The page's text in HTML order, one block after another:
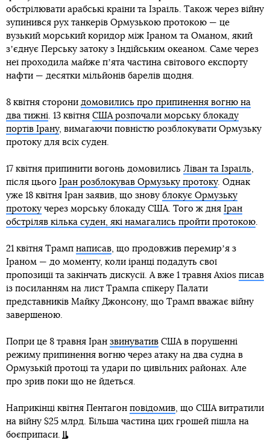
обстрілювати арабські країни та Ізраїль. Також через війну
зупинився рух танкерів Ормузькою протокою — це
вузький морський коридор між Іраном та Оманом, який
зʼєднує Перську затоку з Індійським океаном. Саме через
неї проходила майже пʼята частина світового експорту
нафти — десятки мільйонів барелів щодня.
8 квітня сторони домовились про припинення вогню на
два тижні . 13 квітня США розпочали морську блокаду
портів Ірану, вимагаючи повністю розблокувати Ормузьку
протоку для всіх суден.
17 квітня припинити вогонь домовились Ліван та Ізраїль
після цього Іран розблокував Ормузьку протоку. Однак
уже 18 квітня Іран заявив, що знову блокує Ормузьку
протоку через морську блокаду США. Того ж дня Іран
обстріляв кілька суден, які намагались пройти протокою
21 квітня Трамп написав , що продовжив перемирʼя з
Іраном — до моменту, коли іранці подадуть свої
пропозиції та закінчать дискусії. А вже 1 травня Axios писав
із посиланням на лист Трампа спікеру Палати
представників Майку Джонсону, що Трамп вважає війну
завершеною.
Попри це 8 травня Іран звинуватив США в порушенні
режиму припинення вогню через атаку на два судна в
Ормузькій протоці та удари по цивільних районах. Але
про зрив поки що не йдеться.
Наприкінці квітня Пентагон повідомив , що США витратили
на війну $25 млрд. Більша частина цих грошей пішла на
боєприпаси.